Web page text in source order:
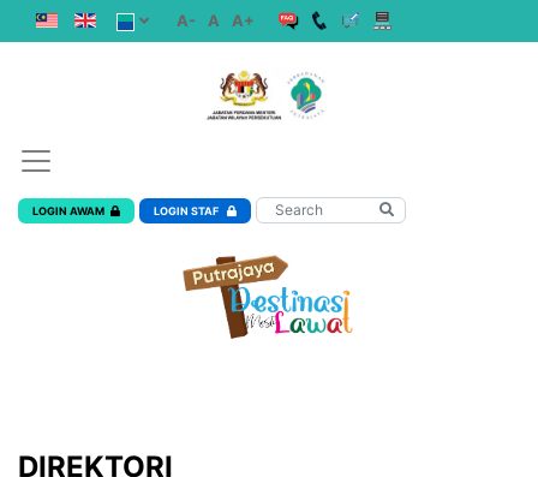
A- A A+
LOGIN AWAM LOGIN STAF
DIREKTORI